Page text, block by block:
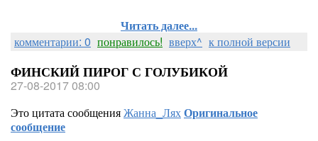
Читать далее...
комментарии: 0 понравилось! вверх^ к полной версии
ФИНСКИЙ ПИРОГ С ГОЛУБИКОЙ
27-08-2017 08:00
Это цитата сообщенияЖанна_ЛяхОригинальное
сообщение